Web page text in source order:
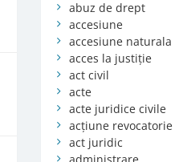
abuz de drept
accesiune
accesiune naturala
acces la justiție
act civil
acte
acte juridice civile
acțiune revocatorie
act juridic